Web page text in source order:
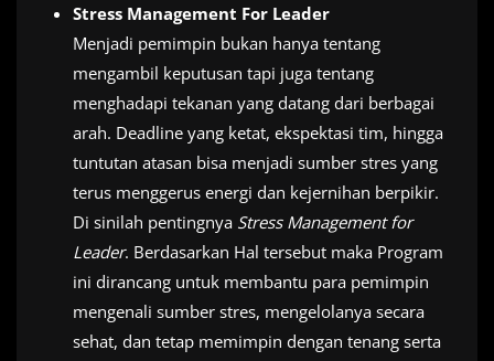
Stress Management For Leader
Menjadi pemimpin bukan hanya tentang
mengambil keputusan tapi juga tentang
menghadapi tekanan yang datang dari berbagai
arah. Deadline yang ketat, ekspektasi tim, hingga
tuntutan atasan bisa menjadi sumber stres yang
terus menggerus energi dan kejernihan berpikir.
Di sinilah pentingnya Stress Management for
Leader. Berdasarkan Hal tersebut maka Program
ini dirancang untuk membantu para pemimpin
mengenali sumber stres, mengelolanya secara
sehat, dan tetap memimpin dengan tenang serta